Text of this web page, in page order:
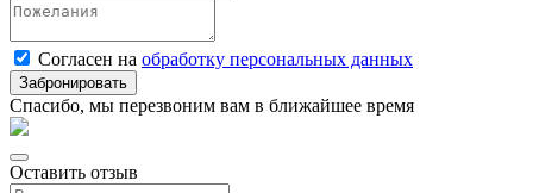
Согласен на обработку персональных данных
Спасибо, мы перезвоним вам в ближайшее время
Оставить отзыв